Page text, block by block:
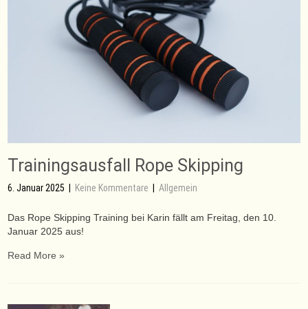
Trainingsausfall Rope Skipping
6. Januar 2025 Keine Kommentare |Allgemein
Das Rope Skipping Training bei Karin fällt am Freitag, den 10.
Januar 2025 aus!
Read More »